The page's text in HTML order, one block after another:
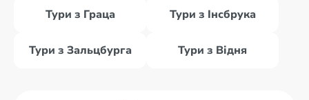
Тури з Граца Тури з Інсбрука
Тури з Зальцбурга Тури з Відня